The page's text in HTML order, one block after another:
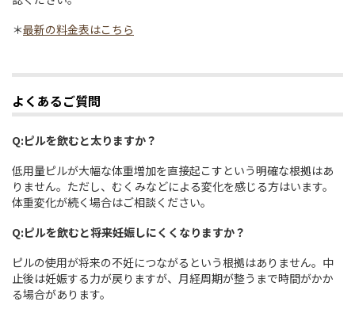
＊最新の料金表はこちら
よくあるご質問
Q:ピルを飲むと太りますか？
低用量ピルが大幅な体重増加を直接起こすという明確な根拠はあ
りません。ただし、むくみなどによる変化を感じる方はいます。
体重変化が続く場合はご相談ください。
Q:ピルを飲むと将来妊娠しにくくなりますか？
ピルの使用が将来の不妊につながるという根拠はありません。中
止後は妊娠する力が戻りますが、月経周期が整うまで時間がかか
る場合があります。